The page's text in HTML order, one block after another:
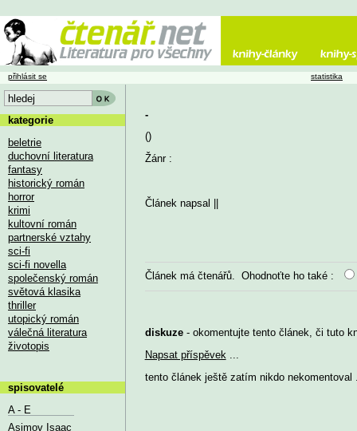
-
()
Žánr :
Článek napsal
Článek má čtenářů. Ohodnoťte ho také :
diskuze- okomentujte tento článek, či tuto
Napsat příspěvek
tento článek ještě zatím nikdo nekomentoval
přihlásit se statistika
kategorie
beletrie
duchovní literatura
fantasy
historický román
horror
krimi
kultovní román
partnerské vztahy
sci-fi
sci-fi novella
společenský román
světová klasika
thriller
utopický román
válečná literatura
životopis
spisovatelé
A - E
Asimov Isaac